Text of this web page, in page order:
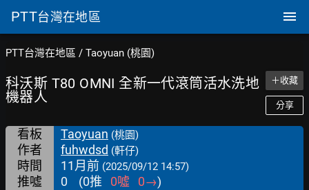
PTT台灣在地區
PTT台灣在地區 / Taoyuan (桃園)
科沃斯 T80 OMNI 全新一代滾筒活水洗地
機器人
＋收藏
分享
看板 Taoyuan (桃園)
作者 fuhwdsd (軒仔)
時間 11月前 (2025/09/12 14:57)
推噓 0 (0推 0噓 0→)